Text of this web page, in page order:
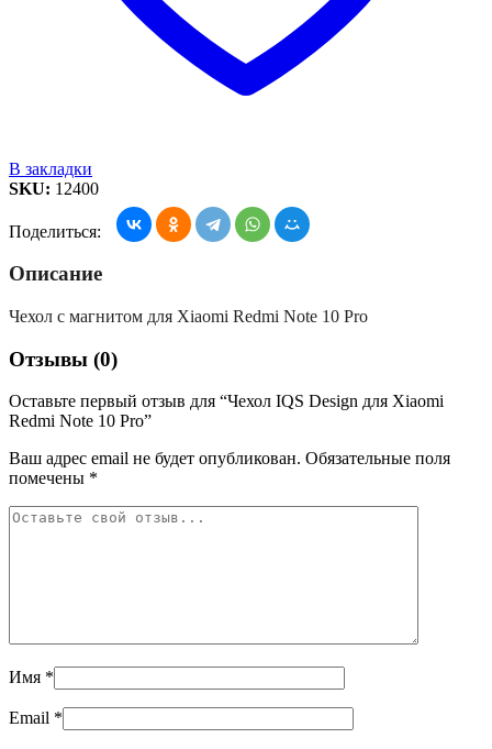
В закладки
SKU: 12400
Поделиться:
Описание
Чехол с магнитом для Xiaomi Redmi Note 10 Pro
Отзывы (0)
Оставьте первый отзыв для “Чехол IQS Design для Xiaomi
Redmi Note 10 Pro”
Ваш адрес email не будет опубликован. Обязательные поля
помечены *
Имя *
Email *